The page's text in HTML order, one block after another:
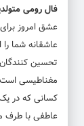
فال رومی
عشق امروز
عاشقانه شما
تحسین
مغناطیسی است
کسانی که در
عاطفی با طرف